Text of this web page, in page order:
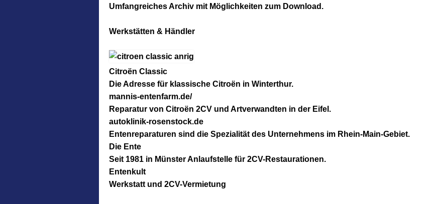
Umfangreiches Archiv mit Möglichkeiten zum Download.
Werkstätten & Händler
Citroën Classic
Die Adresse für klassische Citroën in Winterthur.
mannis-entenfarm.de/
Reparatur von Citroën 2CV und Artverwandten in der Eifel.
autoklinik-rosenstock.de
Entenreparaturen sind die Spezialität des Unternehmens im Rhein-Main-Gebiet.
Die Ente
Seit 1981 in Münster Anlaufstelle für 2CV-Restaurationen.
Entenkult
Werkstatt und 2CV-Vermietung